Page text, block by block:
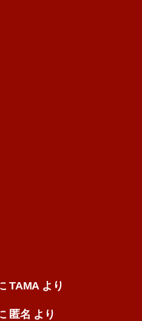
TAMA より
匿名 より